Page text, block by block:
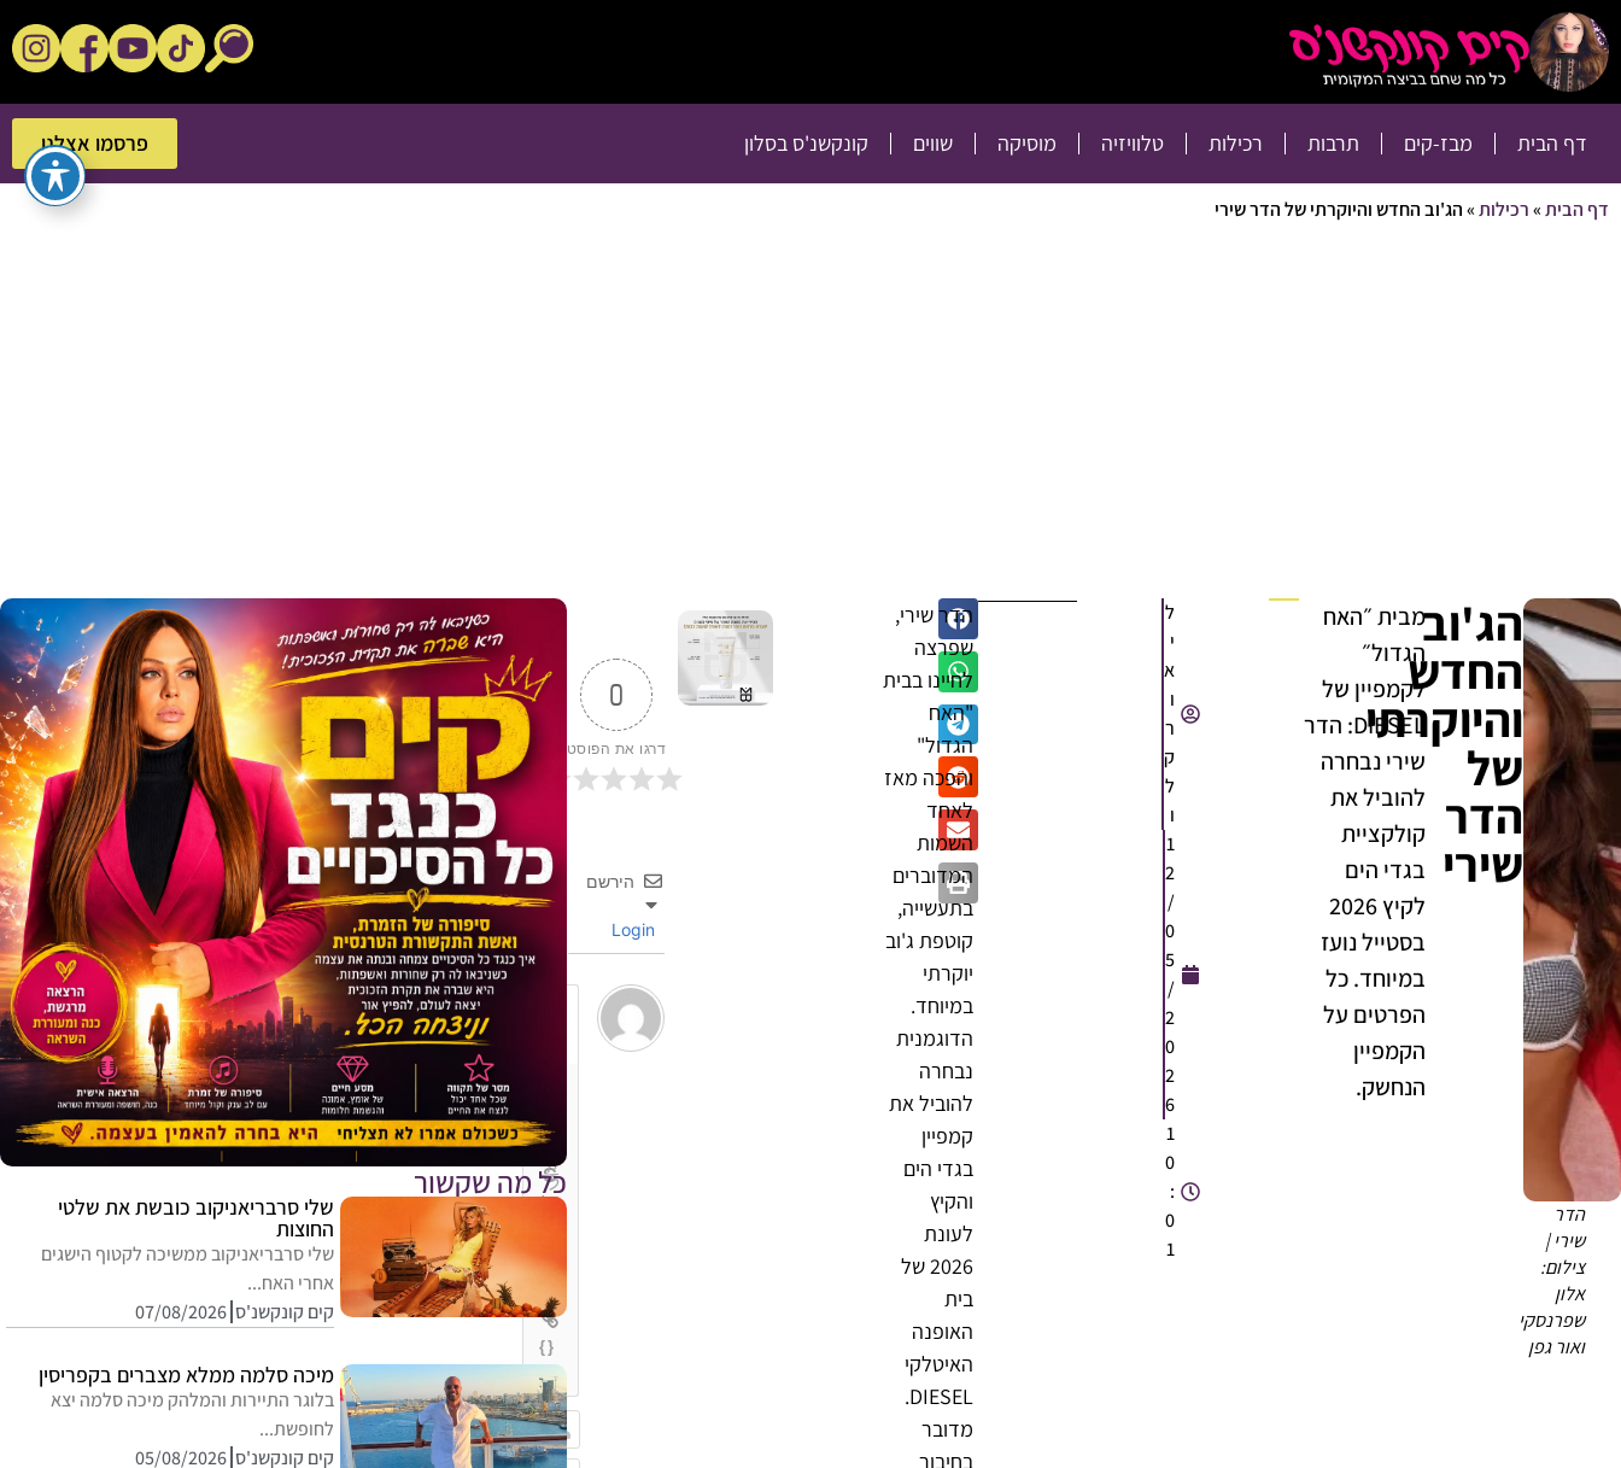
דף הבית מבז-קים תרבות רכילות טלוויזיה מוסיקה שווים קונקשנ'ס בסלון פרסמו אצלנו
פרסמו אצלנו
דף הבית»רכילות»הג'וב החדש והיוקרתי של הדר שירי
הדר
שירי |
צילום:
אלון
שפרנסקי
ואור גפן
הג'וב
החדש
והיוקרתי
של
הדר
שירי
מבית ״האח
הגדול״
לקמפיין של
DIESEL: הדר
שירי נבחרה
להוביל את
קולקציית
בגדי הים
לקיץ 2026
בסטייל נועז
במיוחד. כל
הפרטים על
הקמפיין
הנחשק.
ל
י
א
ו
ר
ק
ל
ו
1
2
/
0
5
/
2
0
2
6
1
0
:
0
1
הדר שירי,
שפרצה
לחיינו בבית
"האח
הגדול"
והפכה מאז
לאחד
השמות
המדוברים
בתעשייה,
קוטפת ג'וב
יוקרתי
במיוחד.
הדוגמנית
נבחרה
להוביל את
קמפיין
בגדי הים
והקיץ
לעונת
2026 של
בית
האופנה
האיטלקי
DIESEL.
מדובר
בחיבור
0
דרגו את הפוסט
הירשם
{}
[+]
שם
כל מה שקשור
שלי סרבריאניקוב כובשת את שלטי
החוצות
שלי סרבריאניקוב ממשיכה לקטוף הישגים
אחרי האח...
קים קונקשנ'ס 07/08/2026
מיכה סלמה ממלא מצברים בקפריסין
בלוגר התיירות והמלהק מיכה סלמה יצא
לחופשת...
קים קונקשנ'ס 05/08/2026